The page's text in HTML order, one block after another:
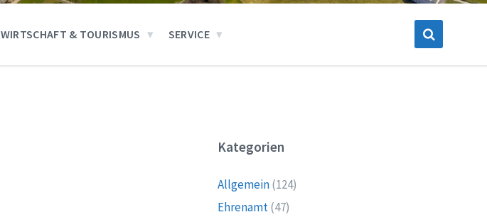
WIRTSCHAFT & TOURISMUS SERVICE
Kategorien
Allgemein(124)
Ehrenamt(47)